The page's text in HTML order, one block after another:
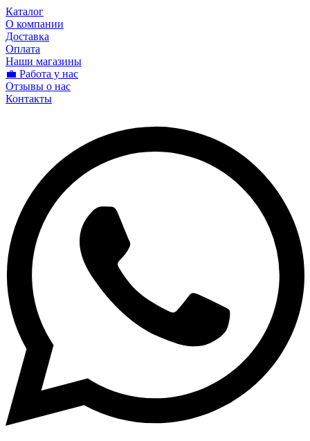
Каталог
О компании
Доставка
Оплата
Наши магазины
💼 Работа у нас
Отзывы о нас
Контакты